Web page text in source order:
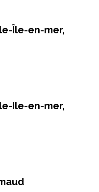
Île-en-mer,
Ile-en-mer,